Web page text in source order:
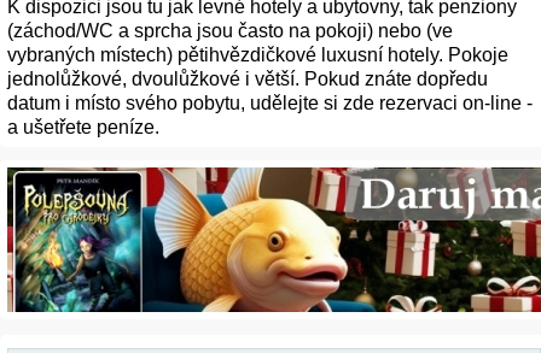
K dispozici jsou tu jak levné hotely a ubytovny, tak penziony
(záchod/WC a sprcha jsou často na pokoji) nebo (ve
vybraných místech) pětihvězdičkové luxusní hotely. Pokoje
jednolůžkové, dvoulůžkové i větší. Pokud znáte dopředu
datum i místo svého pobytu, udělejte si zde rezervaci on-line -
a ušetřete peníze.